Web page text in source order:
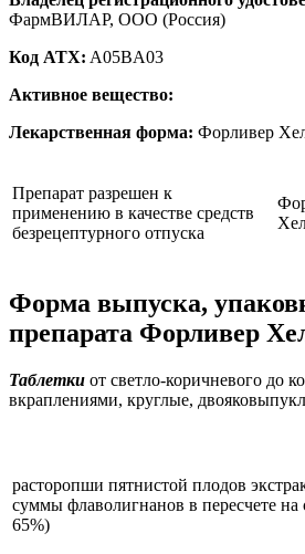
ФармВИЛАР, OOО (Россия)
Код ATX: A05BA03
Активное вещество:
Лекарственная форма: Форливер
Препарат разрешен к
применению в качестве средств
безрецептурного отпуска
Форма выпуска,
препарата Форливер
Таблетки от светло-коричневого до
вкраплениями, круглые,
расторопши пятнистой плодов
суммы флаволигнанов в пересчете
65%)